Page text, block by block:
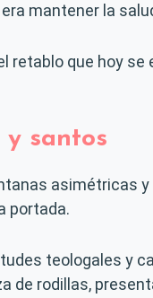
mantener la
retablo que hoy se
santos
asimétricas
portada.
teologales y
de rodillas,